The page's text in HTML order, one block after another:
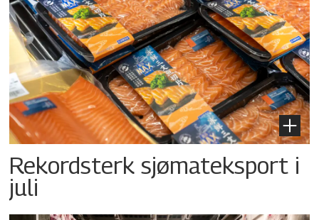
Rekordsterk sjømateksport i
juli